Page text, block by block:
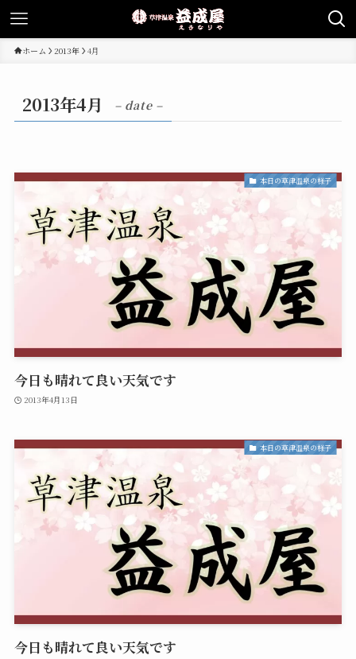
ホーム 2013年 4月
2013年4月 – date –
本日の草津温泉の様子
今日も晴れて良い天気です
2013年4月13日
本日の草津温泉の様子
今日も晴れて良い天気です